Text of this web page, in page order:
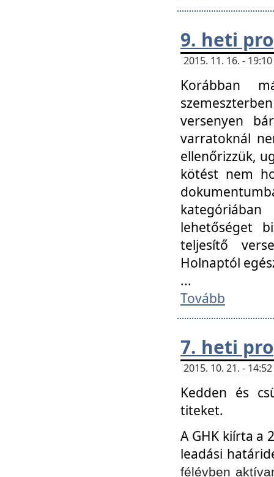
9. heti
2015. 11. 16. -
Korábban
versenyen
varratoknál
ellenőrizzük,
kötést nem
lehetőséget
teljesítő
Holnaptól
...
Tovább
7. heti
2015. 10. 21. -
Kedden és
titeket.
A GHK kiírta a
leadási
félévben